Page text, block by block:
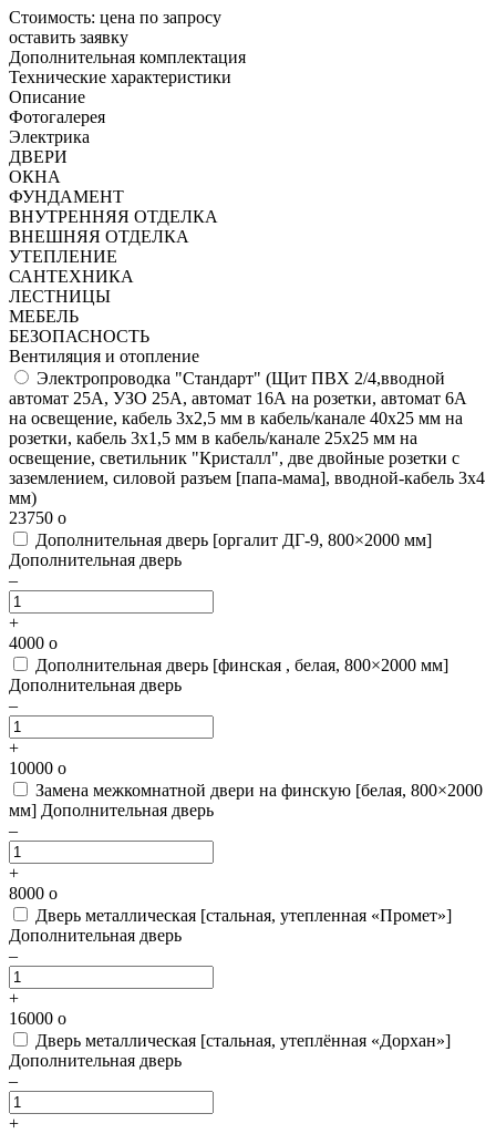
Стоимость: цена по запросу
оставить заявку
Дополнительная комплектация
Технические характеристики
Описание
Фотогалерея
Электрика
ДВЕРИ
ОКНА
ФУНДАМЕНТ
ВНУТРЕННЯЯ ОТДЕЛКА
ВНЕШНЯЯ ОТДЕЛКА
УТЕПЛЕНИЕ
САНТЕХНИКА
ЛЕСТНИЦЫ
МЕБЕЛЬ
БЕЗОПАСНОСТЬ
Вентиляция и отопление
Электропроводка "Стандарт" (Щит ПВХ 2/4,вводной
автомат 25А, УЗО 25А, автомат 16А на розетки, автомат 6А
на освещение, кабель 3х2,5 мм в кабель/канале 40х25 мм на
розетки, кабель 3х1,5 мм в кабель/канале 25х25 мм на
освещение, светильник "Кристалл", две двойные розетки с
заземлением, силовой разъем [папа-мама], вводной-кабель 3х4
мм)
23750 o
Дополнительная дверь [оргалит ДГ-9, 800×2000 мм]
Дополнительная дверь
–
+
4000 o
Дополнительная дверь [финская , белая, 800×2000 мм]
Дополнительная дверь
–
+
10000 o
Замена межкомнатной двери на финскую [белая, 800×2000
мм] Дополнительная дверь
–
+
8000 o
Дверь металлическая [стальная, утепленная «Промет»]
Дополнительная дверь
–
+
16000 o
Дверь металлическая [стальная, утеплённая «Дорхан»]
Дополнительная дверь
–
+